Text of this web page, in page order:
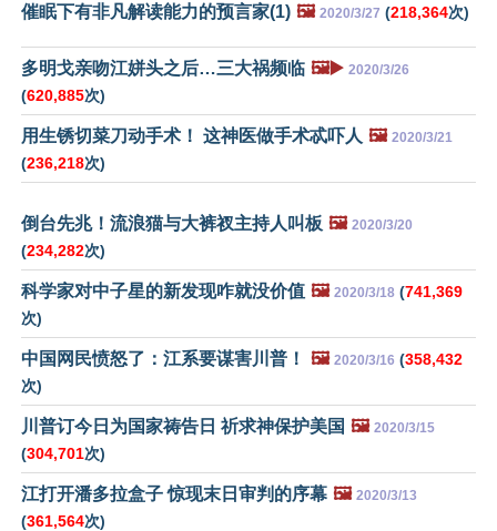
催眠下有非凡解读能力的预言家(1) 🖼️ 2020/3/27 (218,364次)
多明戈亲吻江姘头之后…三大祸频临 🖼️▶️ 2020/3/26
(620,885次)
用生锈切菜刀动手术！ 这神医做手术忒吓人 🖼️ 2020/3/21
(236,218次)
倒台先兆！流浪猫与大裤衩主持人叫板 🖼️ 2020/3/20
(234,282次)
科学家对中子星的新发现咋就没价值 🖼️ 2020/3/18 (741,369
次)
中国网民愤怒了：江系要谋害川普！ 🖼️ 2020/3/16 (358,432
次)
川普订今日为国家祷告日 祈求神保护美国 🖼️ 2020/3/15
(304,701次)
江打开潘多拉盒子 惊现末日审判的序幕 🖼️ 2020/3/13
(361,564次)